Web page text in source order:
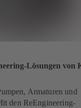
Lösungen von
Armaturen und
den ReEngineering-